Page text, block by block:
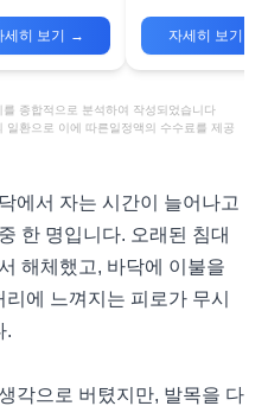
세히 보기 → 자세히 보기
종합적으로 분석하여 작성되었습니다
환으로 이에 따른일정액의 수수료를 제공
에서 자는 시간이 늘어나고
한 명입니다. 오래된 침대
해체했고, 바닥에 이불을
에 느껴지는 피로가 무시
.
각으로 버텼지만, 발목을 다